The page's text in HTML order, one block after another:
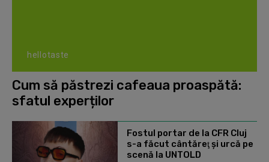
hellotaste
Cum să păstrezi cafeaua proaspătă:
sfatul experților
Fostul portar de la CFR Cluj
s-a făcut cântăreţ şi urcă pe
scenă la UNTOLD